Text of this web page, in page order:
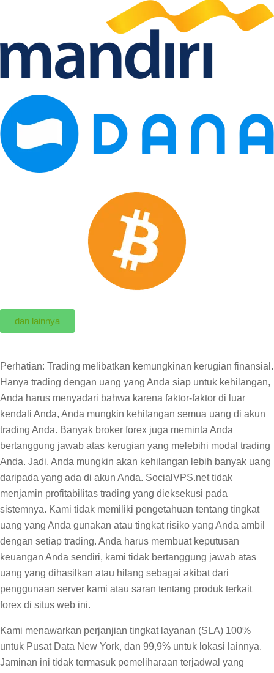
dan lainnya
Perhatian: Trading melibatkan kemungkinan kerugian finansial.
Hanya trading dengan uang yang Anda siap untuk kehilangan,
Anda harus menyadari bahwa karena faktor-faktor di luar
kendali Anda, Anda mungkin kehilangan semua uang di akun
trading Anda. Banyak broker forex juga meminta Anda
bertanggung jawab atas kerugian yang melebihi modal trading
Anda. Jadi, Anda mungkin akan kehilangan lebih banyak uang
daripada yang ada di akun Anda. SocialVPS.net tidak
menjamin profitabilitas trading yang dieksekusi pada
sistemnya. Kami tidak memiliki pengetahuan tentang tingkat
uang yang Anda gunakan atau tingkat risiko yang Anda ambil
dengan setiap trading. Anda harus membuat keputusan
keuangan Anda sendiri, kami tidak bertanggung jawab atas
uang yang dihasilkan atau hilang sebagai akibat dari
penggunaan server kami atau saran tentang produk terkait
forex di situs web ini.
Kami menawarkan perjanjian tingkat layanan (SLA) 100%
untuk Pusat Data New York, dan 99,9% untuk lokasi lainnya.
Jaminan ini tidak termasuk pemeliharaan terjadwal yang